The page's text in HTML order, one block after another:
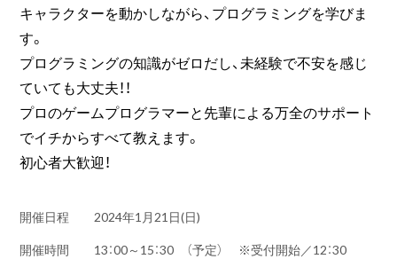
キャラクターを動かしながら、プログラミングを学びま
す。
プログラミングの知識がゼロだし、未経験で不安を感じ
ていても大丈夫！！
プロのゲームプログラマーと先輩による万全のサポート
でイチからすべて教えます。
初心者大歓迎！
開催日程
2024年1月21日(日)
開催時間
13：00～15：30 （予定） ※受付開始／12：30